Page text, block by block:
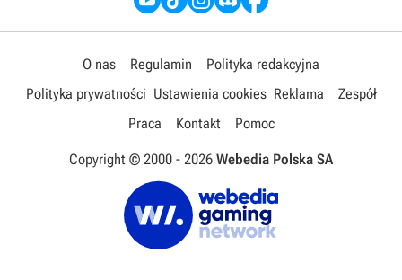
O nas Regulamin
Polityka redakcyjna
Polityka prywatności Ustawienia cookies Reklama
Zespół
Praca
Kontakt Pomoc
Copyright © 2000 - 2026 Webedia Polska SA